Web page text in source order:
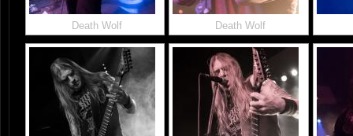
Death Wolf Death Wolf